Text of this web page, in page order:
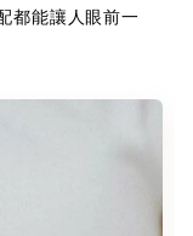
都能讓人眼前一